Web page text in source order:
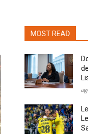
MOST READ